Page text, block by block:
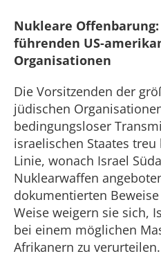
Nukleare
führenden US-
Organisationen
Die Vorsitzenden der
jüdischen
bedingungsloser
israelischen Staates
Linie, wonach Israel
Nuklearwaffen
dokumentierten
Weise weigern sie sich,
bei einem möglichen
Afrikanern zu